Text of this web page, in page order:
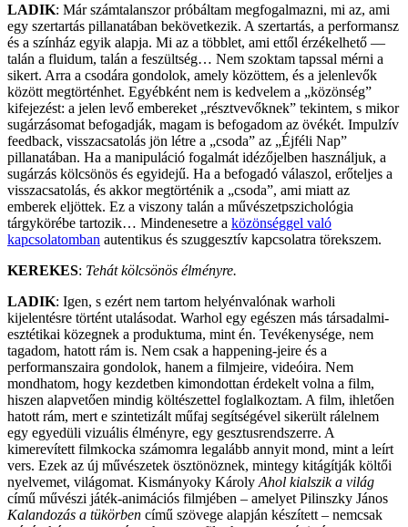
LADIK: Már számtalanszor próbáltam megfogalmazni, mi az, ami
egy szertartás pillanatában bekövetkezik. A szertartás, a performansz
és a színház egyik alapja. Mi az a többlet, ami ettől érzékelhető —
talán a fluidum, talán a feszültség… Nem szoktam tapssal mérni a
sikert. Arra a csodára gondolok, amely közöttem, és a jelenlevők
között megtörténhet. Egyébként nem is kedvelem a „közönség”
kifejezést: a jelen levő embereket „résztvevőknek” tekintem, s mikor
sugárzásomat befogadják, magam is befogadom az övékét. Impulzív
feedback, visszacsatolás jön létre a „csoda” az „Éjféli Nap”
pillanatában. Ha a manipuláció fogalmát idézőjelben használjuk, a
sugárzás kölcsönös és egyidejű. Ha a befogadó válaszol, erőteljes a
visszacsatolás, és akkor megtörténik a „csoda”, ami miatt az
emberek eljöttek. Ez a viszony talán a művészetpszichológia
tárgykörébe tartozik… Mindenesetre a közönséggel való
kapcsolatomban autentikus és szuggesztív kapcsolatra törekszem.
KEREKES: Tehát kölcsönös élményre.
LADIK: Igen, s ezért nem tartom helyénvalónak warholi
kijelentésre történt utalásodat. Warhol egy egészen más társadalmi-
esztétikai közegnek a produktuma, mint én. Tevékenysége, nem
tagadom, hatott rám is. Nem csak a happening-jeire és a
performanszaira gondolok, hanem a filmjeire, videóira. Nem
mondhatom, hogy kezdetben kimondottan érdekelt volna a film,
hiszen alapvetően mindig költészettel foglalkoztam. A film, ihletően
hatott rám, mert e szintetizált műfaj segítségével sikerült rálelnem
egy egyedüli vizuális élményre, egy gesztusrendszerre. A
kimerevített filmkocka számomra legalább annyit mond, mint a leírt
vers. Ezek az új művészetek ösztönöznek, mintegy kitágítják költői
nyelvemet, világomat. Kismányoky Károly Ahol kialszik a világ
című művészi játék-animációs filmjében – amelyet Pilinszky János
Kalandozás a tükörben című szövege alapján készített – nemcsak